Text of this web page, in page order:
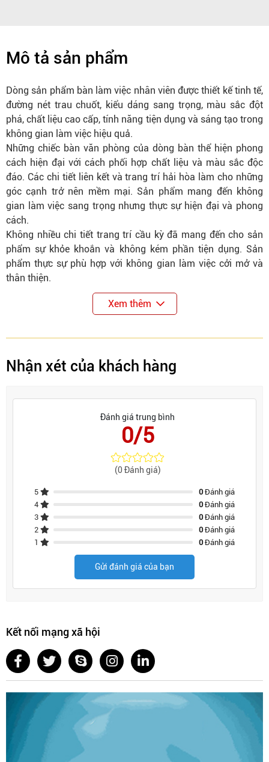
Mô tả sản phẩm
Dòng sản phẩm bàn làm việc nhân viên được thiết kế tinh tế,
đường nét trau chuốt, kiểu dáng sang trọng, màu sắc đột
phá, chất liệu cao cấp, tính năng tiện dụng và sáng tạo trong
không gian làm việc hiệu quả.
Những chiếc bàn văn phòng của dòng bàn thể hiện phong
cách hiện đại với cách phối hợp chất liệu và màu sắc độc
đáo. Các chi tiết liên kết và trang trí hải hòa làm cho những
góc cạnh trở nên mềm mại. Sản phẩm mang đến không
gian làm việc sang trọng nhưng thực sự hiện đại và phong
cách.
Không nhiều chi tiết trang trí cầu kỳ đã mang đến cho sản
phẩm sự khỏe khoắn và không kém phần tiện dụng. Sản
phẩm thực sự phù hợp với không gian làm việc cởi mở và
thân thiện.
Xem thêm
Nhận xét của khách hàng
Đánh giá trung bình
0/5
(0 Đánh giá)
5 0Đánh giá
4
0Đánh giá
3
0Đánh giá
2
0Đánh giá
1
0Đánh giá
Gửi đánh giá của bạn
Kết nối mạng xã hội